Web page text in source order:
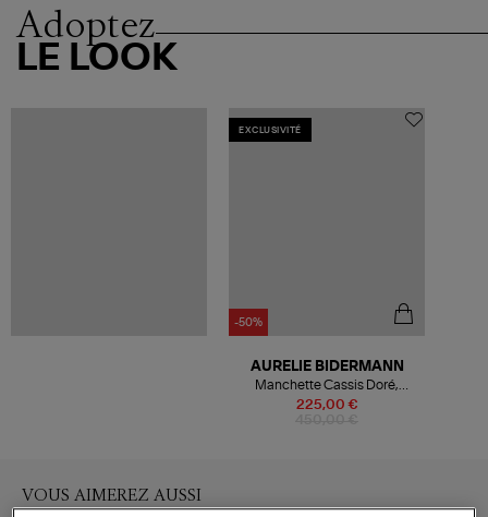
Adoptez
LE LOOK
EXCLUSIVITÉ
-50%
225,00 €
AURELIE BIDERMANN
Manchette Cassis Doré,
Exclusivité Lulli
VOUS AIMEREZ AUSSI